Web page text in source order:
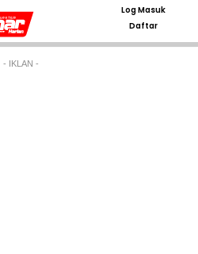
Log Masuk
Daftar
- IKLAN -